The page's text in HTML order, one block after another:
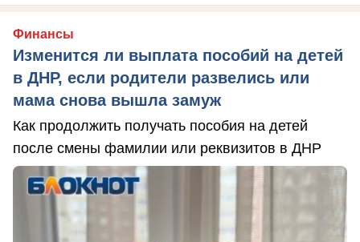
Финансы
Изменится ли выплата пособий на детей
в ДНР, если родители развелись или
мама снова вышла замуж
Как продолжить получать пособия на детей
после смены фамилии или реквизитов в ДНР